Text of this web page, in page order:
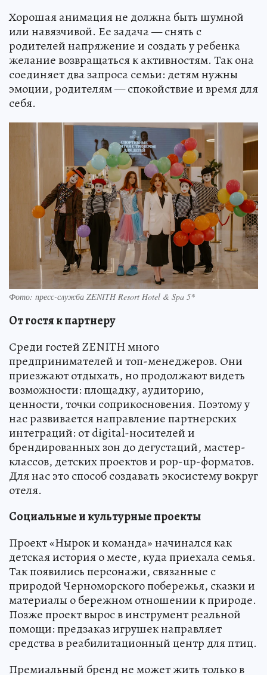
Хорошая анимация не должна быть шумной
или навязчивой. Ее задача — снять с
родителей напряжение и создать у ребенка
желание возвращаться к активностям. Так она
соединяет два запроса семьи: детям нужны
эмоции, родителям — спокойствие и время для
себя.
Фото: пресс-служба ZENITH Resort Hotel & Spa 5*
От гостя к партнеру
Среди гостей ZENITH много
предпринимателей и топ-менеджеров. Они
приезжают отдыхать, но продолжают видеть
возможности: площадку, аудиторию,
ценности, точки соприкосновения. Поэтому у
нас развивается направление партнерских
интеграций: от digital-носителей и
брендированных зон до дегустаций, мастер-
классов, детских проектов и pop-up-форматов.
Для нас это способ создавать экосистему вокруг
отеля.
Социальные и культурные проекты
Проект «Нырок и команда» начинался как
детская история о месте, куда приехала семья.
Так появились персонажи, связанные с
природой Черноморского побережья, сказки и
материалы о бережном отношении к природе.
Позже проект вырос в инструмент реальной
помощи: предзаказ игрушек направляет
средства в реабилитационный центр для птиц.
Премиальный бренд не может жить только в